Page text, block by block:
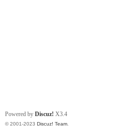
Powered by Discuz! X3.4
© 2001-2023 Discuz! Team